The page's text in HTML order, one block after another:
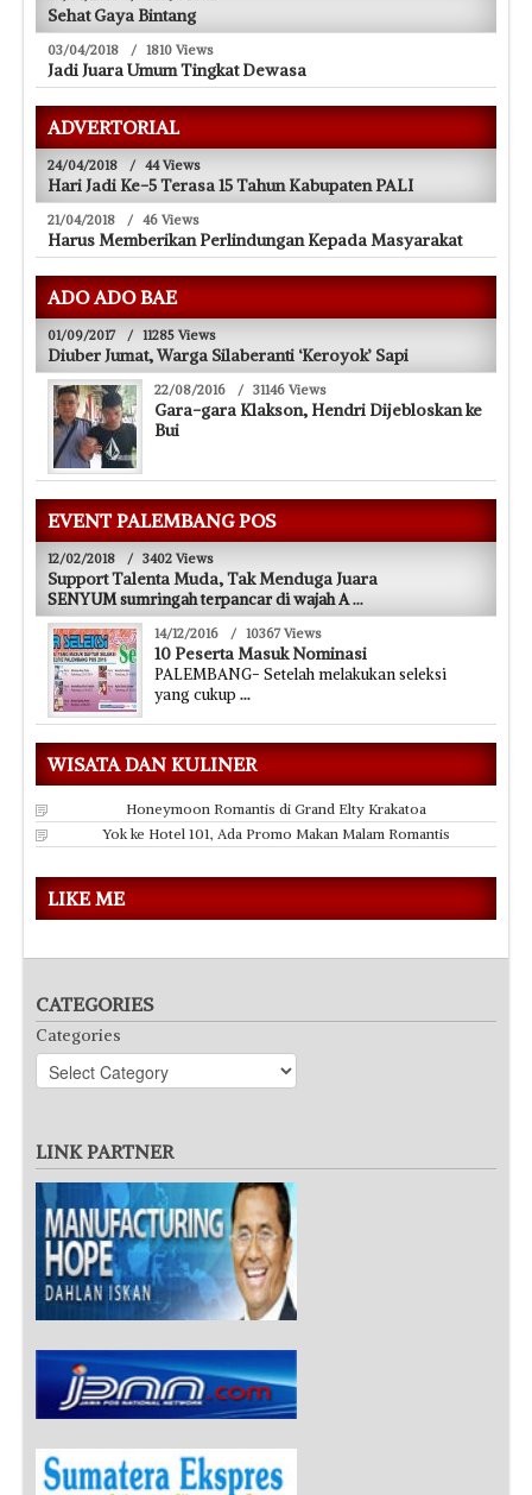
Sehat Gaya Bintang
03/04/2018 / 1810 Views
Jadi Juara Umum Tingkat Dewasa
ADVERTORIAL
24/04/2018 / 44 Views
Hari Jadi Ke-5 Terasa 15 Tahun Kabupaten PALI
21/04/2018 / 46 Views
Harus Memberikan Perlindungan Kepada Masyarakat
ADO ADO BAE
01/09/2017 / 11285 Views
Diuber Jumat, Warga Silaberanti ‘Keroyok’ Sapi
22/08/2016 / 31146 Views
Gara-gara Klakson, Hendri Dijebloskan ke
Bui
EVENT PALEMBANG POS
12/02/2018 / 3402 Views
Support Talenta Muda, Tak Menduga Juara
SENYUM sumringah terpancar di wajah A...
14/12/2016 / 10367 Views
10 Peserta Masuk Nominasi
PALEMBANG- Setelah melakukan seleksi
yang cukup ...
WISATA DAN KULINER
Honeymoon Romantis di Grand Elty Krakatoa
Yok ke Hotel 101, Ada Promo Makan Malam Romantis
LIKE ME
CATEGORIES
Categories
LINK PARTNER